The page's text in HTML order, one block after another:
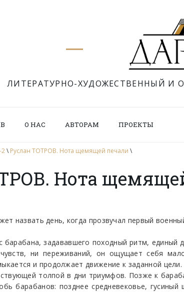
ЛИТЕРАТУРНО-ХУДОЖЕСТВЕННЫЙ И
О НАС АВТОРАМ ПРОЕКТЫ
2\ Руслан ТОТРОВ. Нота щемящей печали \
Нота
назвать день, когда прозвучал первый
барабана, задававшего походный ритм,
ни переживаний, он ощущает себя
и продолжает движение к заданной
толпой в дни триумфов. Позже к
барабанов: позднее средневековье,